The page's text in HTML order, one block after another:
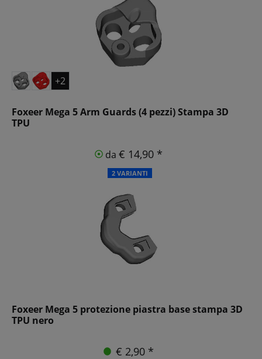
+2
Foxeer Mega 5 Arm Guards (4 pezzi) Stampa 3D
TPU
da € 14,90 *
2 VARIANTI
Foxeer Mega 5 protezione piastra base stampa 3D
TPU nero
€ 2,90 *